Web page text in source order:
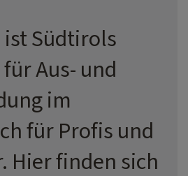
ist Südtirols
Aus- und
im
für Profis und
Hier finden sich